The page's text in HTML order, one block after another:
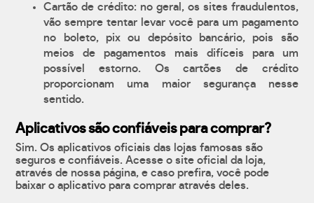
Cartão de crédito: no geral, os sites fraudulentos,
vão sempre tentar levar você para um pagamento
no boleto, pix ou depósito bancário, pois são
meios de pagamentos mais difíceis para um
possível estorno. Os cartões de crédito
proporcionam uma maior segurança nesse
sentido.
Aplicativos são confiáveis para comprar?
Sim. Os aplicativos oficiais das lojas famosas são
seguros e confiáveis. Acesse o site oficial da loja,
através de nossa página, e caso prefira, você pode
baixar o aplicativo para comprar através deles.